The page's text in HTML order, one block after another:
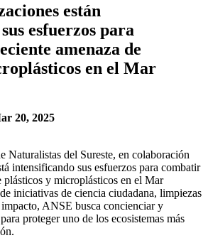
están
esfuerzos para
amenaza de
en el Mar
20, 2025
Naturalistas del Sureste, en colaboración
intensificando sus esfuerzos para combatir
plásticos y microplásticos en el Mar
iniciativas de ciencia ciudadana, limpiezas
ANSE busca concienciar y
proteger uno de los ecosistemas más